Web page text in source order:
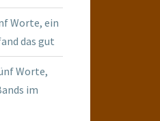
Worte, ein
das gut
Worte,
im